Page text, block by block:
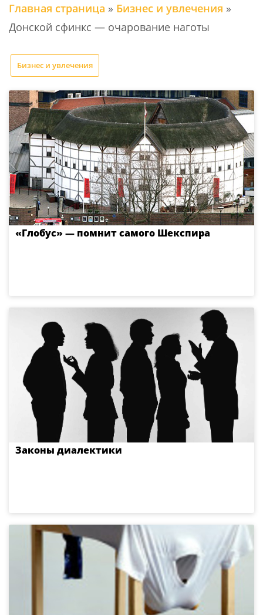
Главная страница » Бизнес и увлечения »
Донской сфинкс — очарование наготы
Бизнес и увлечения
«Глобус» — помнит самого Шекспира
Законы диалектики